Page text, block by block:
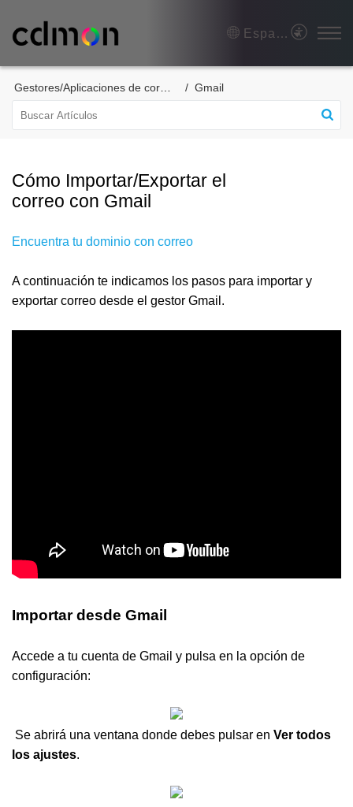
Español (España)
Gmail
Cómo Importar/Exportar el
correo con Gmail
Encuentra tu dominio con correo
A continuación te indicamos los pasos para importar y
exportar correo desde el gestor Gmail.
Importar desde Gmail
Accede a tu cuenta de Gmail y pulsa en la opción de
configuración:
Se abrirá una ventana donde debes pulsar en Ver todos
los ajustes.